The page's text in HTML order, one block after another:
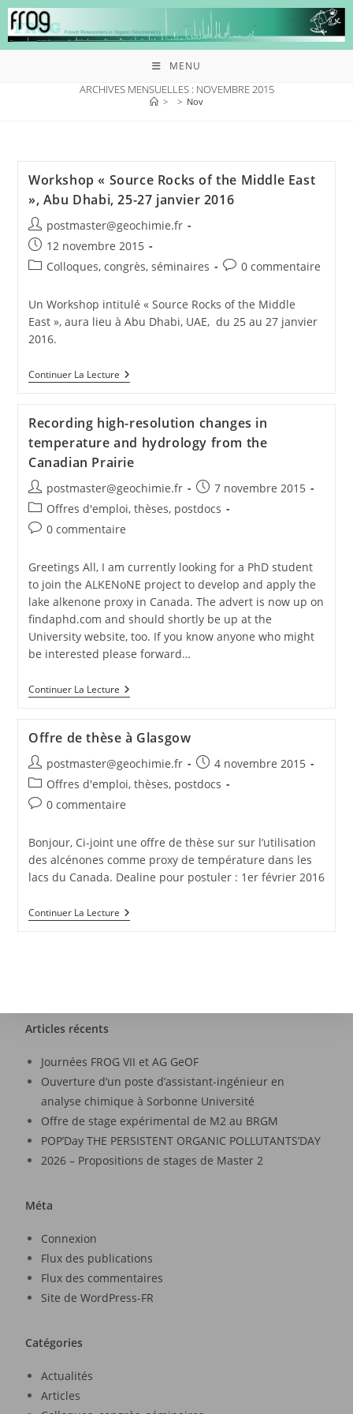
MENU
ARCHIVES MENSUELLES : NOVEMBRE 2015
> > Nov
Workshop « Source Rocks of the Middle East
», Abu Dhabi, 25-27 janvier 2016
postmaster@geochimie.fr
12 novembre 2015
Colloques, congrès, séminaires
0 commentaire
Un Workshop intitulé « Source Rocks of the Middle
East », aura lieu à Abu Dhabi, UAE, du 25 au 27 janvier
2016.
Continuer La Lecture
Recording high-resolution changes in
temperature and hydrology from the
Canadian Prairie
postmaster@geochimie.fr
7 novembre 2015
Offres d'emploi, thèses, postdocs
0 commentaire
Greetings All, I am currently looking for a PhD student
to join the ALKENoNE project to develop and apply the
lake alkenone proxy in Canada. The advert is now up on
findaphd.com and should shortly be up at the
University website, too. If you know anyone who might
be interested please forward…
Continuer La Lecture
Offre de thèse à Glasgow
postmaster@geochimie.fr
4 novembre 2015
Offres d'emploi, thèses, postdocs
0 commentaire
Bonjour, Ci-joint une offre de thèse sur sur l’utilisation
des alcénones comme proxy de température dans les
lacs du Canada. Dealine pour postuler : 1er février 2016
Continuer La Lecture
Articles récents
Journées FROG VII et AG GeOF
Ouverture d’un poste d’assistant-ingénieur en
analyse chimique à Sorbonne Université
Offre de stage expérimental de M2 au BRGM
POP’Day THE PERSISTENT ORGANIC POLLUTANTS’DAY
2026 – Propositions de stages de Master 2
Méta
Connexion
Flux des publications
Flux des commentaires
Site de WordPress-FR
Catégories
Actualités
Articles